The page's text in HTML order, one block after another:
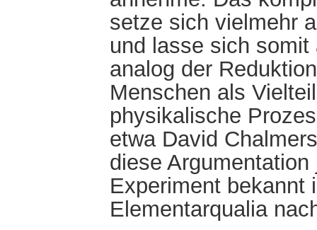
setze sich vielmehr
und lasse sich
analog der
Menschen als
physikalische
etwa David
diese
Experiment bekannt
Elementarqualia